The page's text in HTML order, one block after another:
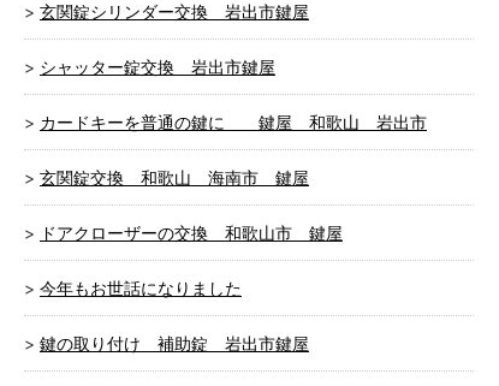
玄関錠シリンダー交換 岩出市鍵屋
シャッター錠交換 岩出市鍵屋
カードキーを普通の鍵に 鍵屋 和歌山 岩出市
玄関錠交換 和歌山 海南市 鍵屋
ドアクローザーの交換 和歌山市 鍵屋
今年もお世話になりました
鍵の取り付け 補助錠 岩出市鍵屋